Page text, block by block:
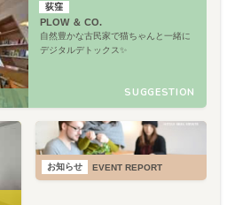
荻窪
PLOW ＆ CO.
自然豊かな古民家で猫ちゃんと一緒に
デジタルデトックス✨
SUGGESTION
お知らせ EVENT REPORT